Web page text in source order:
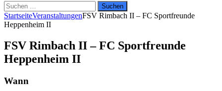
Suchen
nach:
StartseiteVeranstaltungenFSV Rimbach II – FC Sportfreunde
Heppenheim II
FSV Rimbach II – FC Sportfreunde
Heppenheim II
Wann